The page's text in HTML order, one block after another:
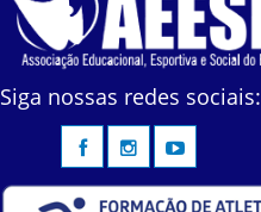
Siga nossas redes sociais: